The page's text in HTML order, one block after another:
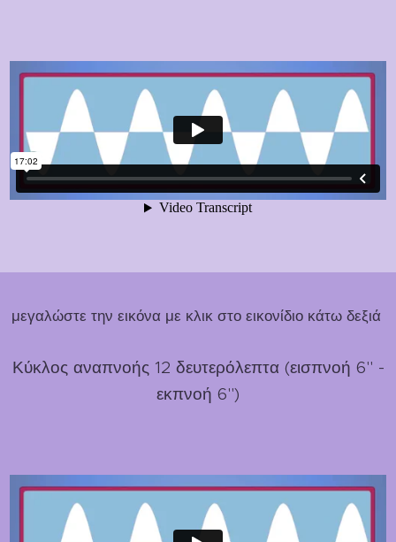
μεγαλώστε την εικόνα με κλικ στο εικονίδιο κάτω δεξιά
Κύκλος αναπνοής 12 δευτερόλεπτα (εισπνοή 6'' -
εκπνοή 6'')